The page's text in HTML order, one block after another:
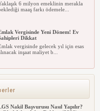
6 milyon emeklinin merakla
maaş farkı ödemele...
Vergisinde Yeni Dönem! Ev
Dikkat
vergisinde gelecek yıl için esas
inşaat maliyet b...
vergisinde gelecek yıl için esas
inşaat maliyet b...
Hesaplara Geçiyor
6 milyon emeklinin merakla
Nakil Başvurusu Nasıl Yapılır?